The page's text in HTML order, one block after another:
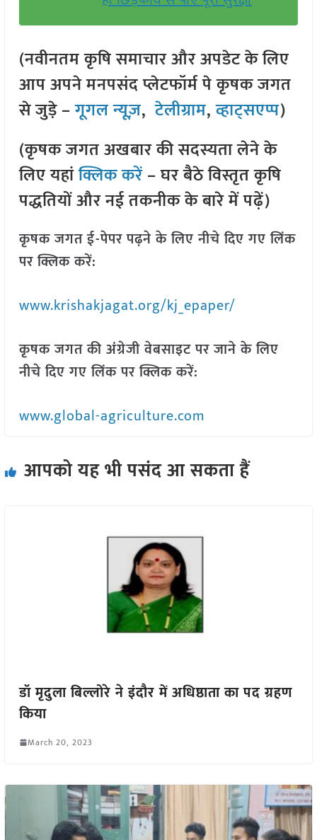
(नवीनतम कृषि समाचार और अपडेट के लिए
आप अपने मनपसंद प्लेटफॉर्म पे कृषक जगत
से जुड़े –गूगल न्यूज़,टेलीग्राम,व्हाट्सएप्प)
(कृषक जगत अखबार की सदस्यता लेने के
लिए यहांक्लिक करें– घर बैठे विस्तृत कृषि
पद्धतियों और नई तकनीक के बारे में पढ़ें)
कृषक जगत ई-पेपर पढ़ने के लिए नीचे दिए गए लिंक
पर क्लिक करें:
www.krishakjagat.org/kj_epaper/
कृषक जगत की अंग्रेजी वेबसाइट पर जाने के लिए
नीचे दिए गए लिंक पर क्लिक करें:
www.global-agriculture.com
आपको यह भी पसंद आ सकता हैं
डॉ मृदुला बिल्लोरे ने इंदौर में अधिष्ठाता का पद ग्रहण
किया
March 20, 2023